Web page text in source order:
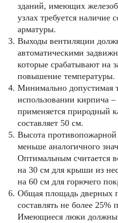
зданий, имеющих
узлах требуется наличие
арматуры.
Выходы вентиляции
автоматическими
которые срабатывают на
повышение температуры.
Минимально допустимая
использовании кирпича
применяется природный
составляет 50 см.
Высота
меньше аналогичного
Оптимальным считается
на 30 см для крыши из
на 60 см для горючего
Общая площадь дверных
составлять не более
Имеющиеся люки должны